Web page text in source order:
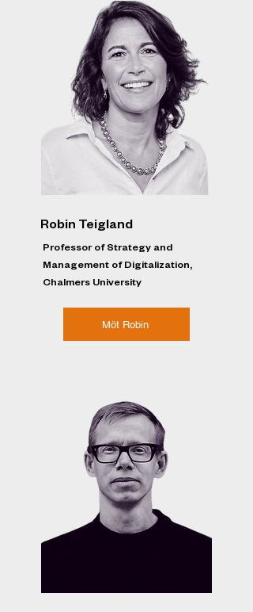
Robin Teigland
Professor of Strategy and
Management of Digitalization,
Chalmers University
Möt Robin